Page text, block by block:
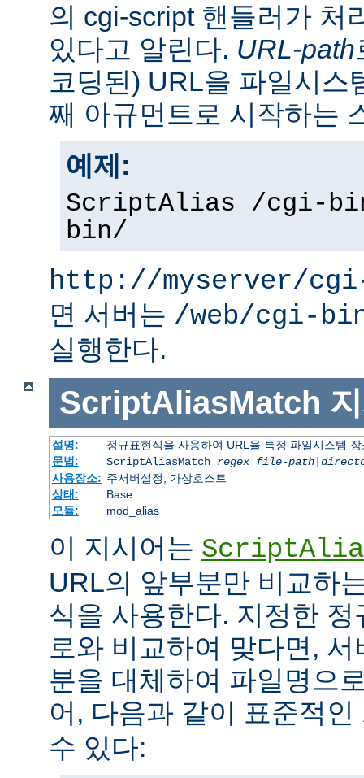
의 cgi-script 핸들러가 처
있다고 알린다. URL-path
코딩된) URL을 파일시스
째 아규먼트로 시작하는
예제:
ScriptAlias /cgi-
bin/
http://myserver/
면 서버는 /web/cgi-
실행한다.
ScriptAliasMatch
설명:
정규표현식을 사용하여 URL을 특정 파일시스템
문법:
ScriptAliasMatch regex file-path|
사용장소: 주서버설정, 가상호스트
상태:
Base
모듈:
mod_alias
이 지시어는
URL의 앞부분만 비교하
식을 사용한다. 지정한
로와 비교하여 맞다면,
분을 대체하여 파일명으
어, 다음과 같이 표준적인
수 있다: